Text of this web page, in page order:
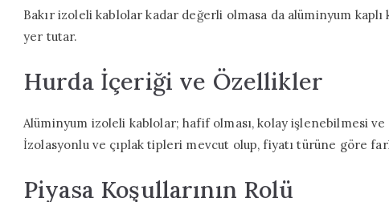
Bakır izoleli kablolar kadar değerli olmasa da alüminyum
yer tutar.
Hurda İçeriği ve Özellikler
Alüminyum izoleli kablolar; hafif olması, kolay işlenebilmesi
İzolasyonlu ve çıplak tipleri mevcut olup, fiyatı türüne göre
Piyasa Koşullarının Rolü